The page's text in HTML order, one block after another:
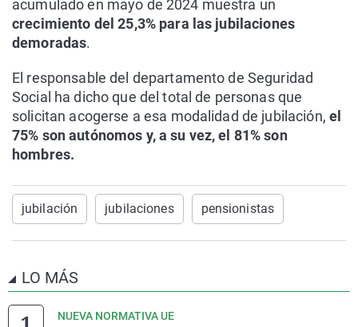
acumulado en mayo de 2024 muestra un
crecimiento del 25,3% para las jubilaciones
demoradas.
El responsable del departamento de Seguridad
Social ha dicho que del total de personas que
solicitan acogerse a esa modalidad de jubilación,el
75% son autónomos y, a su vez, el 81% son
hombres.
jubilación jubilaciones pensionistas
LO MÁS
NUEVA NORMATIVA UE